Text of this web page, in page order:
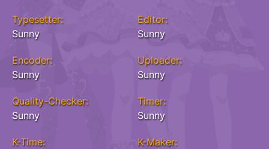
Typesetter:
Sunny
Editor:
Sunny
Encoder:
Sunny
Uploader:
Sunny
Quality-Checker:
Sunny
Timer:
Sunny
K-Time:
K-Maker: